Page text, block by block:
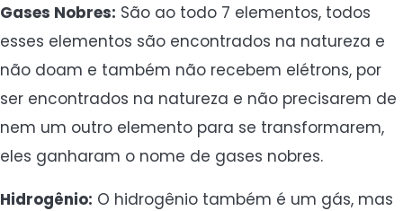
Gases Nobres: São ao todo 7 elementos, todos
esses elementos são encontrados na natureza e
não doam e também não recebem elétrons, por
ser encontrados na natureza e não precisarem de
nem um outro elemento para se transformarem,
eles ganharam o nome de gases nobres.
Hidrogênio: O hidrogênio também é um gás, mas